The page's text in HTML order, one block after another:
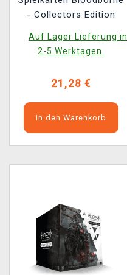
- Collectors Edition
Auf Lager Lieferung in
2-5 Werktagen.
21,28 €
In den Warenkorb